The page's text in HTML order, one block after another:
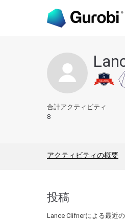
合計アクティビティ
8
アクティビティの概要
投稿
Lance Clifnerによる最近